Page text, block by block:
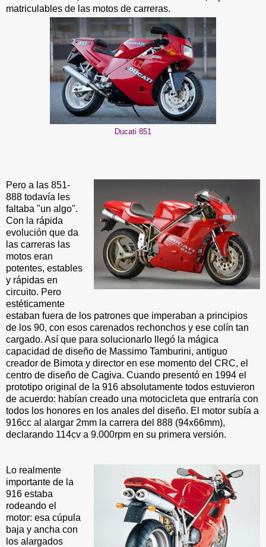
matriculables de las motos de carreras.
Ducati 851
Pero a las 851-
888 todavía les
faltaba "un algo".
Con la rápida
evolución que da
las carreras las
motos eran
potentes, estables
y rápidas en
circuito. Pero
estéticamente
estaban fuera de los patrones que imperaban a principios
de los 90, con esos carenados rechonchos y ese colín tan
cargado. Así que para solucionarlo llegó la mágica
capacidad de diseño de Massimo Tamburini, antiguo
creador de Bimota y director en ese momento del CRC, el
centro de diseño de Cagiva. Cuando presentó en 1994 el
prototipo original de la 916 absolutamente todos estuvieron
de acuerdo: habían creado una motocicleta que entraría con
todos los honores en los anales del diseño. El motor subía a
916cc al alargar 2mm la carrera del 888 (94x66mm),
declarando 114cv a 9.000rpm en su primera versión.
Lo realmente
importante de la
916 estaba
rodeando el
motor: esa cúpula
baja y ancha con
los alargados